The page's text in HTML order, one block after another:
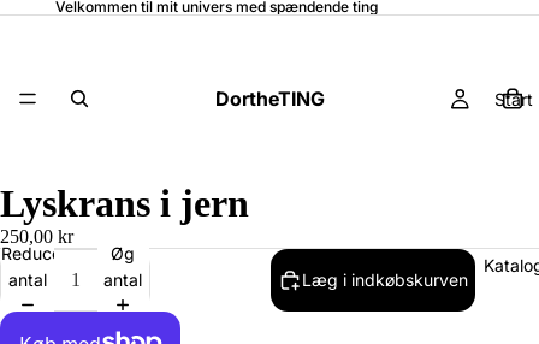
Velkommen til mit univers med spændende ting
DortheTING Start
Lyskrans i jern
250,00 kr
Reducer
antal
Øg
antal
Læg i indkøbskurven